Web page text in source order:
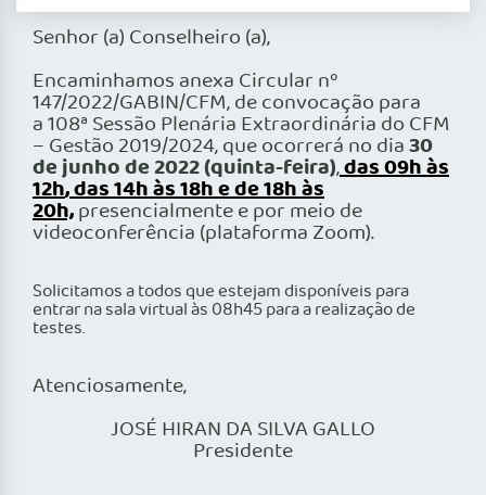
Senhor (a) Conselheiro (a),
Encaminhamos anexa Circular nº
147/2022/GABIN/CFM, deconvocação para
a 108ª Sessão Plenária Extraordinária do CFM
– Gestão 2019/2024, que ocorrerá no dia30
de junho de 2022 (quinta-feira),das 09h às
12h,das 14h às 18h e de 18h às
20h,presencialmente e por meio de
videoconferência (plataforma Zoom).
Solicitamos a todos que estejam disponíveis para
entrar na sala virtual às 08h45 para a realização de
testes.
Atenciosamente,
JOSÉ HIRAN DA SILVA GALLO
Presidente